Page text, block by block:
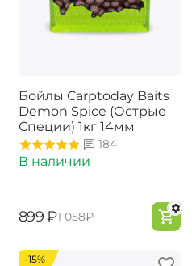
Бойлы Carptoday Baits
Demon Spice (Острые
Специи) 1кг 14мм
184
В наличии
‍899‍ ₽‍1 058‍₽
-15%